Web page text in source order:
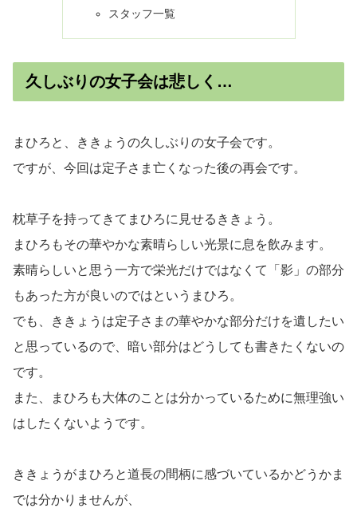
スタッフ一覧
久しぶりの女子会は悲しく…
まひろと、ききょうの久しぶりの女子会です。
ですが、今回は定子さま亡くなった後の再会です。
枕草子を持ってきてまひろに見せるききょう。
まひろもその華やかな素晴らしい光景に息を飲みます。
素晴らしいと思う一方で栄光だけではなくて「影」の部分
もあった方が良いのではというまひろ。
でも、ききょうは定子さまの華やかな部分だけを遺したい
と思っているので、暗い部分はどうしても書きたくないの
です。
また、まひろも大体のことは分かっているために無理強い
はしたくないようです。
ききょうがまひろと道長の間柄に感づいているかどうかま
では分かりませんが、